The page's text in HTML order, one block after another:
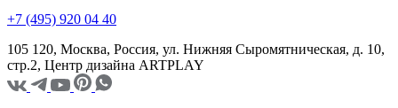
+7 (495) 920 04 40
105 120, Москва, Россия, ул. Нижняя Сыромятническая, д. 10,
стр.2, Центр дизайна ARTPLAY